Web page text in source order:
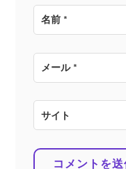
名前*
メール*
サイト